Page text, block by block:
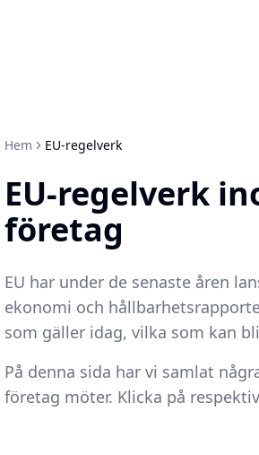
Hem EU-regelverk
EU-regelverk
företag
EU har under de senaste åren
ekonomi och
som gäller idag, vilka som kan
På denna sida har vi samlat
företag möter. Klicka på